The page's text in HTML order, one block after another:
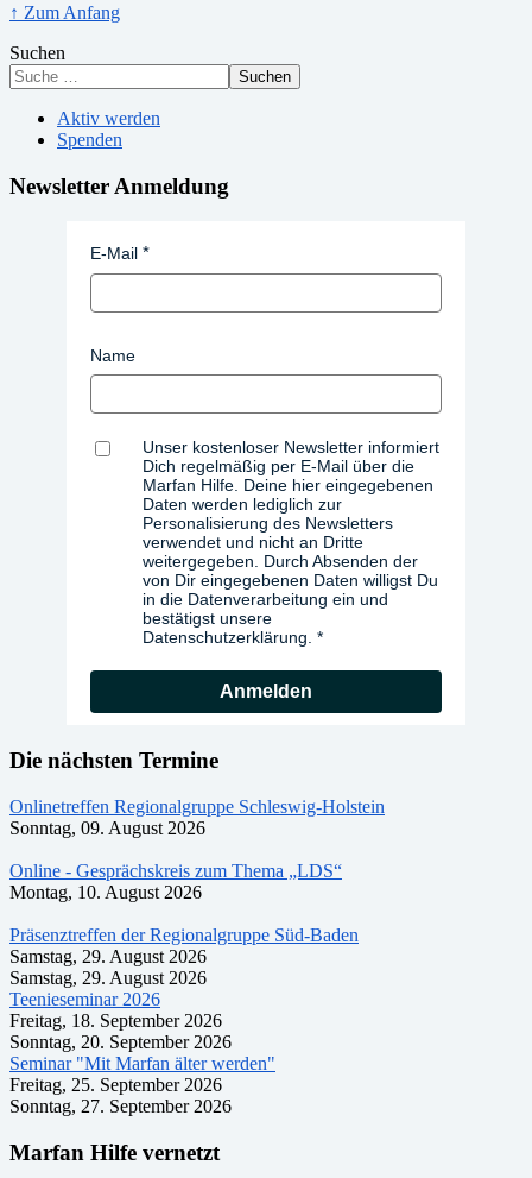
↑ Zum Anfang
Suchen
Suchen
Aktiv werden
Spenden
Newsletter Anmeldung
E-Mail
Name
Unser kostenloser Newsletter informiert
Dich regelmäßig per E-Mail über die
Marfan Hilfe. Deine hier eingegebenen
Daten werden lediglich zur
Personalisierung des Newsletters
verwendet und nicht an Dritte
weitergegeben. Durch Absenden der
von Dir eingegebenen Daten willigst Du
in die Datenverarbeitung ein und
bestätigst unsere
Datenschutzerklärung.
Anmelden
Die nächsten Termine
Onlinetreffen Regionalgruppe Schleswig-Holstein
Sonntag, 09. August 2026
Online - Gesprächskreis zum Thema „LDS“
Montag, 10. August 2026
Präsenztreffen der Regionalgruppe Süd-Baden
Samstag, 29. August 2026
Samstag, 29. August 2026
Teenieseminar 2026
Freitag, 18. September 2026
Sonntag, 20. September 2026
Seminar "Mit Marfan älter werden"
Freitag, 25. September 2026
Sonntag, 27. September 2026
Marfan Hilfe vernetzt